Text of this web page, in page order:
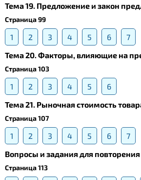
Тема 19. Предложение и закон
Страница 99
1 2 3 4 5 6
7
Тема 20. Факторы, влияющие на
Страница 103
1 2 3 4 5
6
Тема 21. Рыночная стоимость
Страница 107
1 2 3 4 5 6
7
Вопросы и задания для повторения
Страница 113